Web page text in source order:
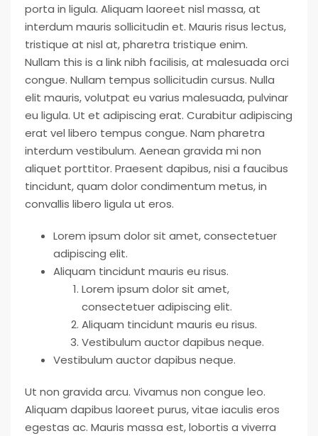
porta in ligula. Aliquam laoreet nisl massa, at
interdum mauris sollicitudin et. Mauris risus lectus,
tristique at nisl at, pharetra tristique enim.
Nullam this is a link nibh facilisis, at malesuada orci
congue. Nullam tempus sollicitudin cursus. Nulla
elit mauris, volutpat eu varius malesuada, pulvinar
eu ligula. Ut et adipiscing erat. Curabitur adipiscing
erat vel libero tempus congue. Nam pharetra
interdum vestibulum. Aenean gravida mi non
aliquet porttitor. Praesent dapibus, nisi a faucibus
tincidunt, quam dolor condimentum metus, in
convallis libero ligula ut eros.
Lorem ipsum dolor sit amet, consectetuer
adipiscing elit.
Aliquam tincidunt mauris eu risus.
Lorem ipsum dolor sit amet,
consectetuer adipiscing elit.
Aliquam tincidunt mauris eu risus.
Vestibulum auctor dapibus neque.
Vestibulum auctor dapibus neque.
Ut non gravida arcu. Vivamus non congue leo.
Aliquam dapibus laoreet purus, vitae iaculis eros
egestas ac. Mauris massa est, lobortis a viverra